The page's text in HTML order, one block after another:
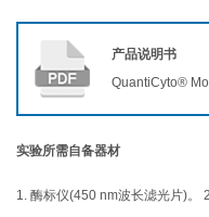
产品说明书
QuantiCyto®
实验所需自备器材
1. 酶标仪(450 nm波长滤光片)。